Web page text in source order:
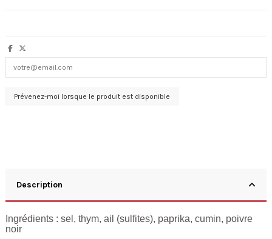
Description
Ingrédients : sel, thym, ail (sulfites), paprika, cumin, poivre
noir